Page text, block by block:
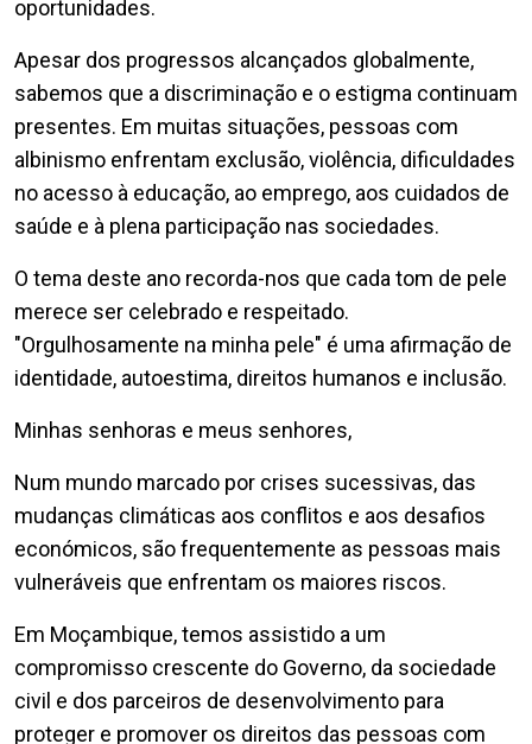
oportunidades.
Apesar dos progressos alcançados globalmente,
sabemos que a discriminação e o estigma continuam
presentes. Em muitas situações, pessoas com
albinismo enfrentam exclusão, violência, dificuldades
no acesso à educação, ao emprego, aos cuidados de
saúde e à plena participação nas sociedades.
O tema deste ano recorda-nos que cada tom de pele
merece ser celebrado e respeitado.
"Orgulhosamente na minha pele" é uma afirmação de
identidade, autoestima, direitos humanos e inclusão.
Minhas senhoras e meus senhores,
Num mundo marcado por crises sucessivas, das
mudanças climáticas aos conflitos e aos desafios
económicos, são frequentemente as pessoas mais
vulneráveis que enfrentam os maiores riscos.
Em Moçambique, temos assistido a um
compromisso crescente do Governo, da sociedade
civil e dos parceiros de desenvolvimento para
proteger e promover os direitos das pessoas com